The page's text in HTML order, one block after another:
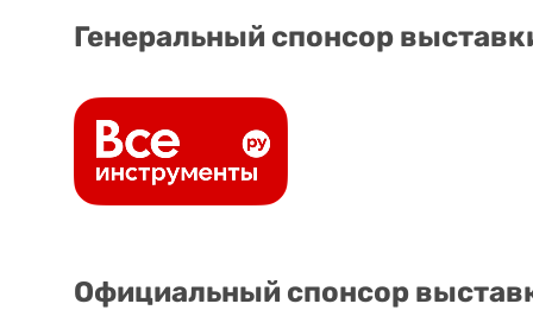
Генеральный спонсор
Официальный спонсор